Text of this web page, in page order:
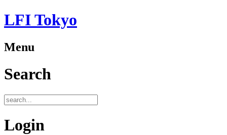
LFI Tokyo
Menu
Search
Login